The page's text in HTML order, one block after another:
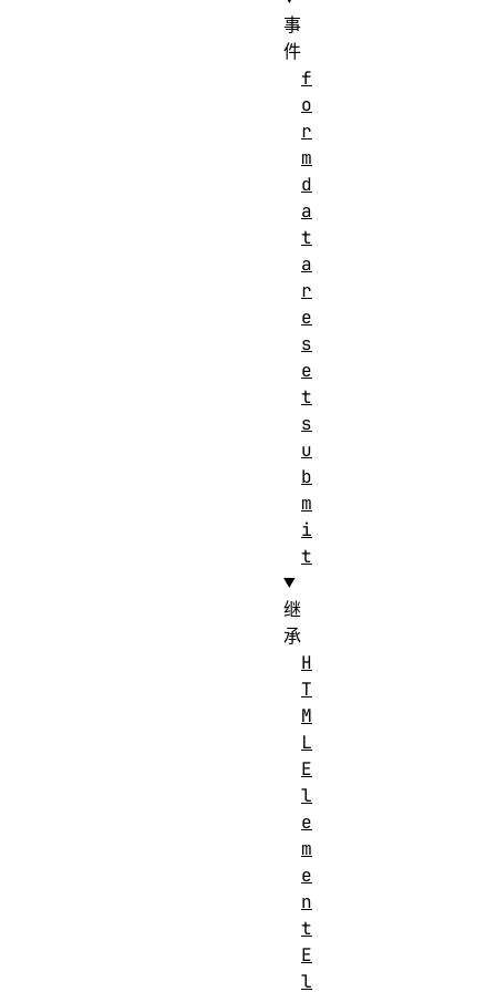
事
件
f
o
r
m
d
a
t
a
r
e
s
e
t
s
u
b
m
i
t
继
承
H
T
M
L
E
l
e
m
e
n
t
E
l